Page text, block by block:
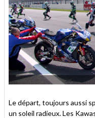
Le départ, toujours aussi
un soleil radieux. Les